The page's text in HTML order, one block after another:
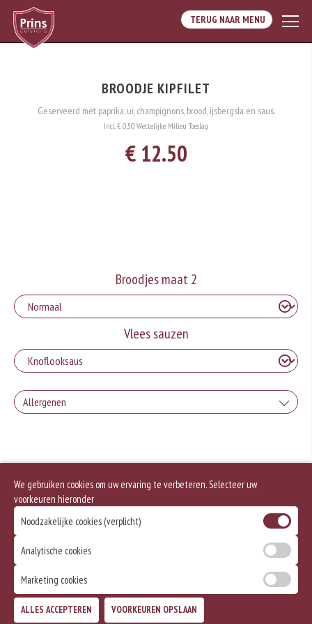
TERUG NAAR MENU
BROODJE KIPFILET
Geserveerd met paprika, ui, champignons, brood, ijsbergsla en saus.
Incl. € 0,50 Wettelijke Milieu Toeslag
€ 12.50
Broodjes maat 2
Vlees sauzen
Allergenen
We gebruiken cookies om uw ervaring te verbeteren. Selecteer uw
voorkeuren hieronder
Noodzakelijke cookies (verplicht)
Analytische cookies
Marketing cookies
ALLES ACCEPTEREN VOORKEUREN OPSLAAN